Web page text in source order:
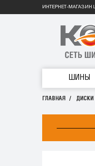
ИНТЕРНЕТ-
ШИНЫ
ГЛАВНАЯ ДИСКИ